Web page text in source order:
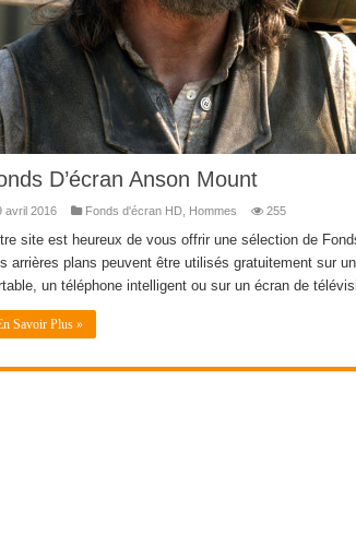
D’écran Anson Mount
avril 2016 Fonds d'écran HD, Hommes 255
site est heureux de vous offrir une sélection de
arrières plans peuvent être utilisés gratuitement sur
un téléphone intelligent ou sur un écran de
Savoir Plus »